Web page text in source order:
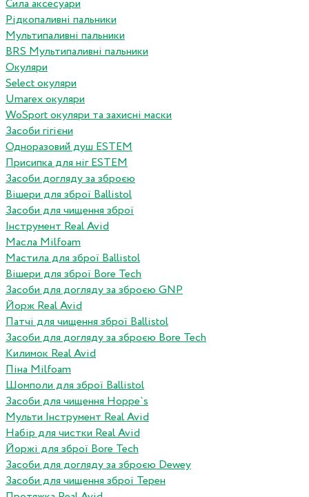
Сила аксесуари
Рідкопаливні пальники
Мультипаливні пальники
BRS Мультипаливні пальники
Окуляри
Select окуляри
Umarex окуляри
WoSport окуляри та захисні маски
Засоби гігієни
Одноразовий душ ESTEM
Присипка для ніг ESTEM
Засоби догляду за зброєю
Вішери для зброї Ballistol
Засоби для чищення зброї
Інструмент Real Avid
Масла Milfoam
Мастила для зброї Ballistol
Вішери для зброї Bore Tech
Засоби для догляду за зброєю GNP
Йорж Real Avid
Патчі для чищення зброї Ballistol
Засоби для догляду за зброєю Bore Tech
Килимок Real Avid
Піна Milfoam
Шомполи для зброї Ballistol
Засоби для чищення Hoppe`s
Мульти Інструмент Real Avid
Набір для чистки Real Avid
Йоржі для зброї Bore Tech
Засоби для догляду за зброєю Dewey
Засоби для чищення зброї Терен